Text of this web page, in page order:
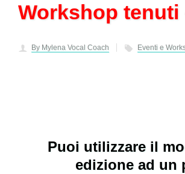
Workshop tenuti
By Mylena Vocal Coach Eventi e
Puoi utilizzare il
edizione ad un